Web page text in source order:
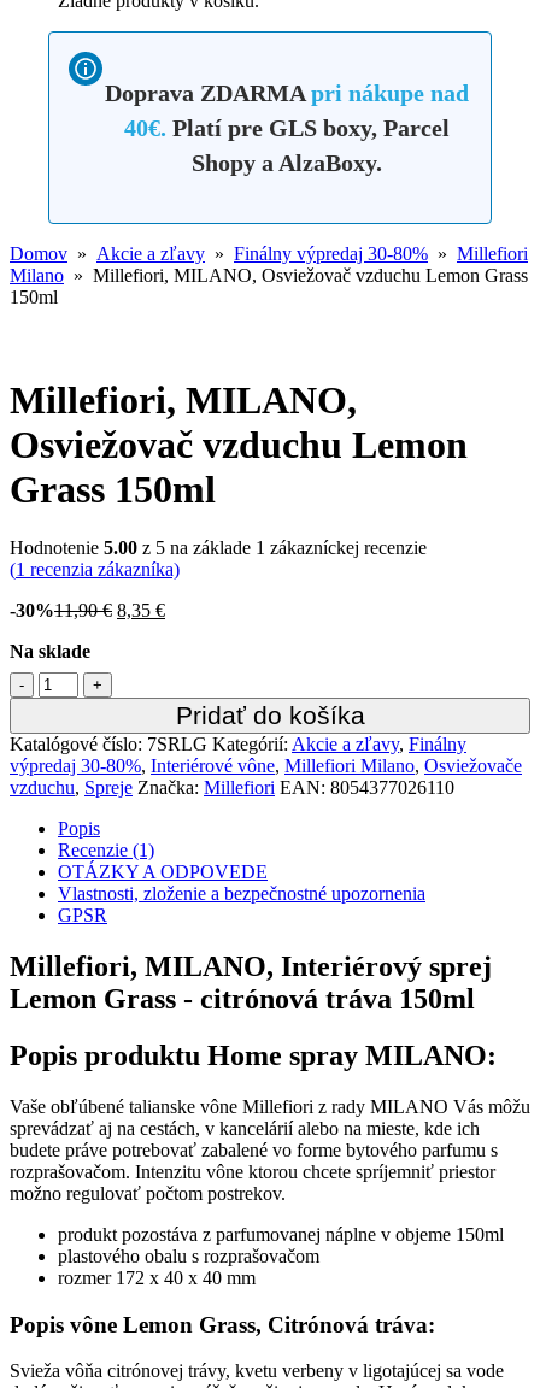
EAN:8054377026110
POPIS
VLASTNOSTI, ZLOŽENIE A BEZPEČNOSTNÉ
UPOZORNENIA
Lemon Grass - citrónová tráva 150ml
Popis produktu Home spray MILANO:
sprevádzať aj na cestách, v kancelárií alebo na mieste, kde ich
budete práve potrebovať zabalené vo forme bytového parfumu s
rozprašovačom. Intenzitu vône ktorou chcete spríjemniť priestor
možno regulovať počtom postrekov.
produkt pozostáva z parfumovanej náplne v objeme 150ml
rozmer 172 x 40 x 40 mm
Popis vône Lemon Grass, Citrónová tráva:
dodáva živosť, energiu, vášeň a oživuje zmysly. Horúce slnko
prenikajúce svetlom a vzduchom s citrusovou sviežosťou. Vôňa
Millefiori z rady Milano je sviežou citrusovou vôňou vhodnou pre
ženy aj mužov najmä pre jarné a letné obdobie.
Vrchné tóny: limetka, bergamot, listy verbeny
Spodné tóny: lotosový kvet
Millefiori MILANO:
Kolekcia MILANO od talianskeho výrobcu Millefiori je určená pre
tých, ktorí milujú kvalitné a intenzívne vône. Hlavnými znakmi tejto
kolekcie sú jednoduchosť a inšpirácia prírodou. Farebnosť
interiéru na základe vizuálnych preferencií zákazníka. Kolekcia
MILANO patrí medzi preferované aj preto, že obľúbené vône
difuzérov, ale aj ako interiérové spreje, vonné oleje do aróma lámp,
ultrasonických difuzérov a zvlhčovačov vzduchu, či ako vône do
auta. Ak si obľúbite niektorú z vôní z kolekcie MILANO, môžete si
ju tak užívať hneď v niekoľkých prevedeniach a mať ju vždy pri
sebe. Spríjemnite si atmosféru interiéru vôňou talianskych parfumov
Bezpečnostné upozornenie pre interérový sprej Millefiori MILANO:
Spôsobuje vážne podráždenie očí. Toxický pre vodné organizmy, s
dlhodobými nežiadúcimi účinkami. Veľmi horľavá kvapalina a
pary. Môže spôsobiť alergickú kožnú reakciu.